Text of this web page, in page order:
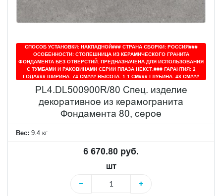
СПОСОБ УСТАНОВКИ: НАКЛАДНОЙ### СТРАНА СБОРКИ: РОССИЯ###
ОСОБЕННОСТИ: СТОЛЕШНИЦА ИЗ КЕРАМИЧЕСКОГО ГРАНИТА
ФОНДАМЕНТА БЕЗ ОТВЕРСТИЙ. ПРЕДНАЗНАЧЕНА ДЛЯ ИСПОЛЬЗОВАНИЯ
С ТУМБАМИ И РАКОВИНАМИ СЕРИИ ПЛАЗА НЕКСТ.### ГАРАНТИЯ: 2
ГОДА### ШИРИНА: 74 СМ### ВЫСОТА: 1.1 СМ### ГЛУБИНА: 48 СМ###
PL4.DL500900R/80 Спец. изделие
декоративное из керамогранита
Фондамента 80, серое
Вес: 9.4 кг
6 670.80 руб.
шт
−
+